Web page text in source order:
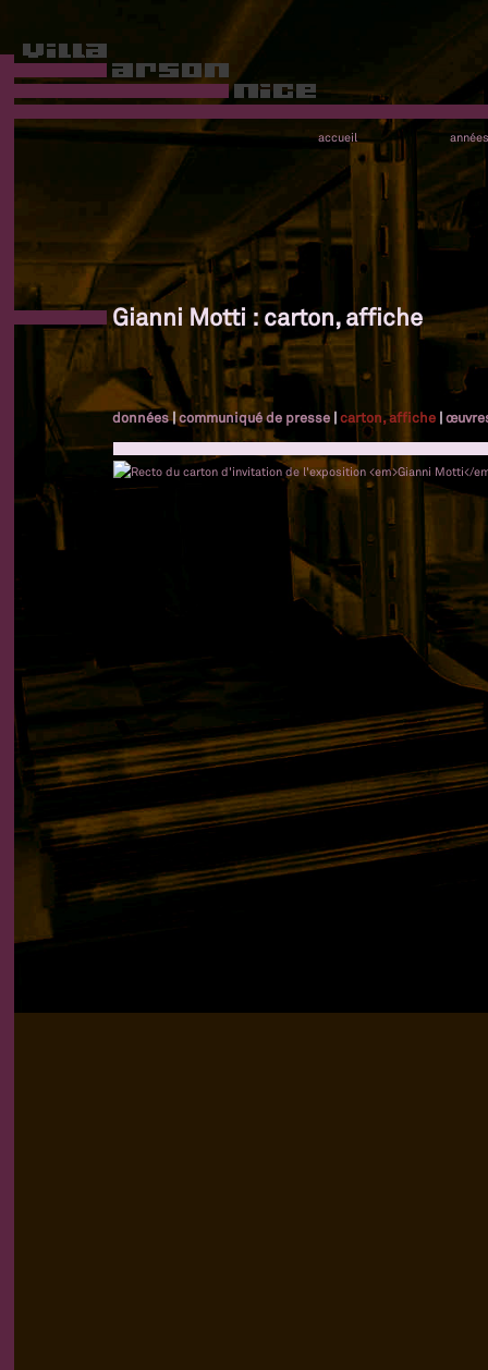
accueil années
Gianni Motti : carton, affiche
données|communiqué de presse |carton, affiche |